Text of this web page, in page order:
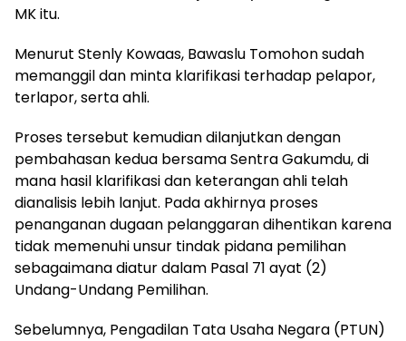
MK itu.
Menurut Stenly Kowaas, Bawaslu Tomohon sudah
memanggil dan minta klarifikasi terhadap pelapor,
terlapor, serta ahli.
Proses tersebut kemudian dilanjutkan dengan
pembahasan kedua bersama Sentra Gakumdu, di
mana hasil klarifikasi dan keterangan ahli telah
dianalisis lebih lanjut. Pada akhirnya proses
penanganan dugaan pelanggaran dihentikan karena
tidak memenuhi unsur tindak pidana pemilihan
sebagaimana diatur dalam Pasal 71 ayat (2)
Undang-Undang Pemilihan.
Sebelumnya, Pengadilan Tata Usaha Negara (PTUN)